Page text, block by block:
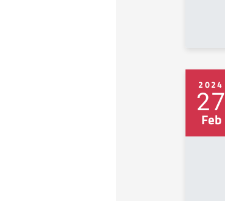
2024
27
Feb